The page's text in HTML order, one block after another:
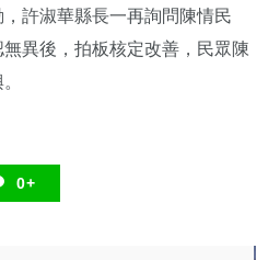
許淑華縣長一再詢問陳情民
異後，拍板核定改善，民眾陳
0+